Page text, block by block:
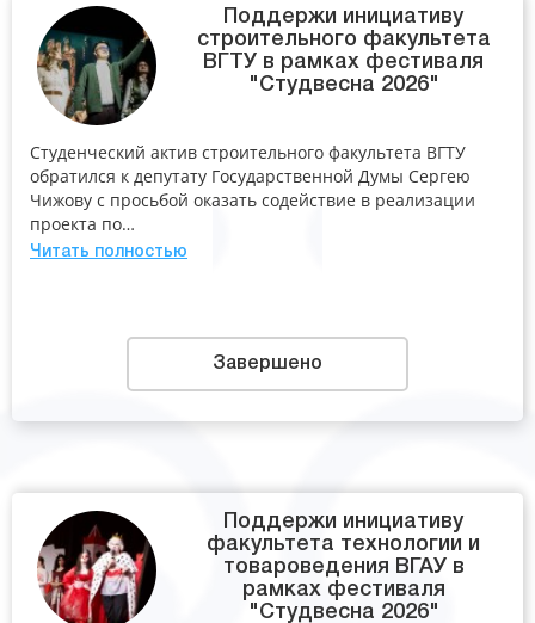
Поддержи инициативу
строительного факультета
ВГТУ в рамках фестиваля
"Студвесна 2026"
Студенческий актив строительного факультета ВГТУ
обратился к депутату Государственной Думы Сергею
Чижову с просьбой оказать содействие в реализации
проекта по…
Читать полностью
Завершено
Поддержи инициативу
факультета технологии и
товароведения ВГАУ в
рамках фестиваля
"Студвесна 2026"